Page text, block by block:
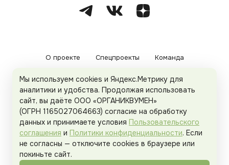
О проекте Спецпроекты Команда
Рекламодателям Политика конфиденциальности
Пользовательское соглашение
© 2026Organicwoman.ru . Все права защищены.
Мы используем cookies и Яндекс.Метрику для
аналитики и удобства. Продолжая использовать
сайт, вы даёте ООО «ОРГАНИКВУМЕН»
(ОГРН 1165027064663) согласие на обработку
данных и принимаете условия Пользовательского
соглашения и Политики конфиденциальности. Если
не согласны — отключите cookies в браузере или
покиньте сайт.